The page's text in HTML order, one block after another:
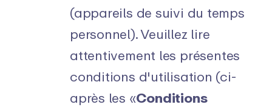
(appareils de suivi du temps
personnel). Veuillez lire
attentivement les présentes
conditions d'utilisation (ci-
après les «Conditions